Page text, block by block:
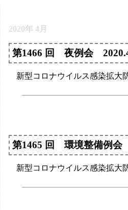
2020年 4月
第1466 回 夜例会
新型コロナウイルス感染拡大
第1465 回 環境整備例会
新型コロナウイルス感染拡大